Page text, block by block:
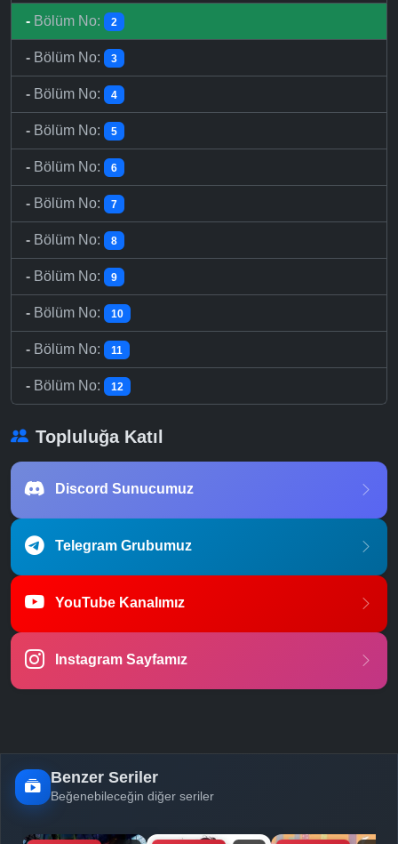
- Bölüm No: 2
- Bölüm No: 3
- Bölüm No: 4
- Bölüm No: 5
- Bölüm No: 6
- Bölüm No: 7
- Bölüm No: 8
- Bölüm No: 9
- Bölüm No: 10
- Bölüm No: 11
- Bölüm No: 12
Topluluğa Katıl
Discord Sunucumuz
Telegram Grubumuz
YouTube Kanalımız
Instagram Sayfamız
Benzer Seriler
Beğenebileceğin diğer seriler